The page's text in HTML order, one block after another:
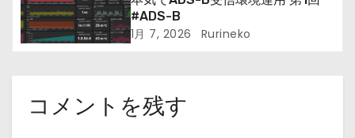
#ADS-B
1月 7, 2026 Rurineko
コメントを残す